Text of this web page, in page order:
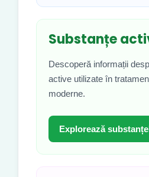
Substanțe
Descoperă informații
active utilizate în
moderne.
Explorează